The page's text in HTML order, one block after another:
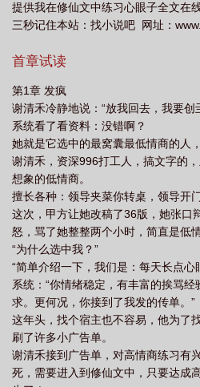
提供我在修仙文中练习心眼子全文在线
三秒记住本站：找小说吧 网址：
首章试读
第1章 发疯
谢清禾冷静地说：“放我回去，我要创
系统看了看资料：没错啊？
她就是它选中的最窝囊最低情商的人
谢清禾，资深996打工人，搞文字的
想象的低情商。
擅长各种：领导夹菜你转桌，领导开
这次，甲方让她改稿了36版，她张口
怒，骂了她整整两个小时，简直是低
“为什么选中我？”
“简单介绍一下，我们是：每天长点
系统：“你情绪稳定，有丰富的挨骂
求。更何况，你接到了我发的传单。”
这年头，找个宿主也不容易，他为了
刷了许多小广告单。
谢清禾接到广告单，对高情商练习有
死，需要进入到修仙文中，只要达成